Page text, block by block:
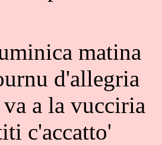
matina
d'allegria
a la vucciria
c'accatto'